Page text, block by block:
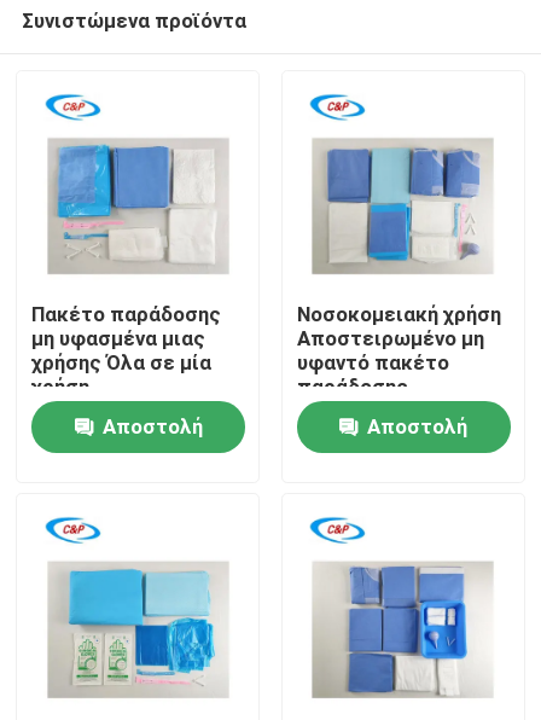
Σπίτι
Προϊόντα
Βίντεο
Σχετικά με εμάς
Συνιστώμενα προϊόντα
Πακέτο παράδοσης
μη υφασμένα μιας
χρήσης Όλα σε μία
χρήση
Αποστειρωμένο
μαιευτικό
χειρουργικό κιτ μιας
Αποστολή
Νοσοκομειακή χρήση
Αποστειρωμένο μη
υφαντό πακέτο
παράδοσης
μητρότητας Κιτ
μαιευτικής
επέμβασης
Αποστολή